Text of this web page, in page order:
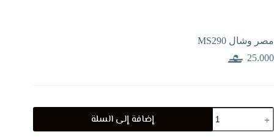
مصر وشال MS290
25.000
كمية
مصر
وشال
إضافة إلى السلة